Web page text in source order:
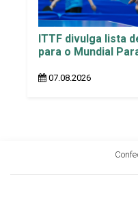
ITTF divulga lista
para o Mundial
07.08.2026